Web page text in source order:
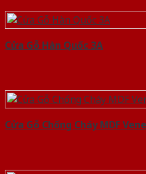
Cửa Gỗ Hàn Quốc 3A
Cửa Gỗ Chống Cháy MDF